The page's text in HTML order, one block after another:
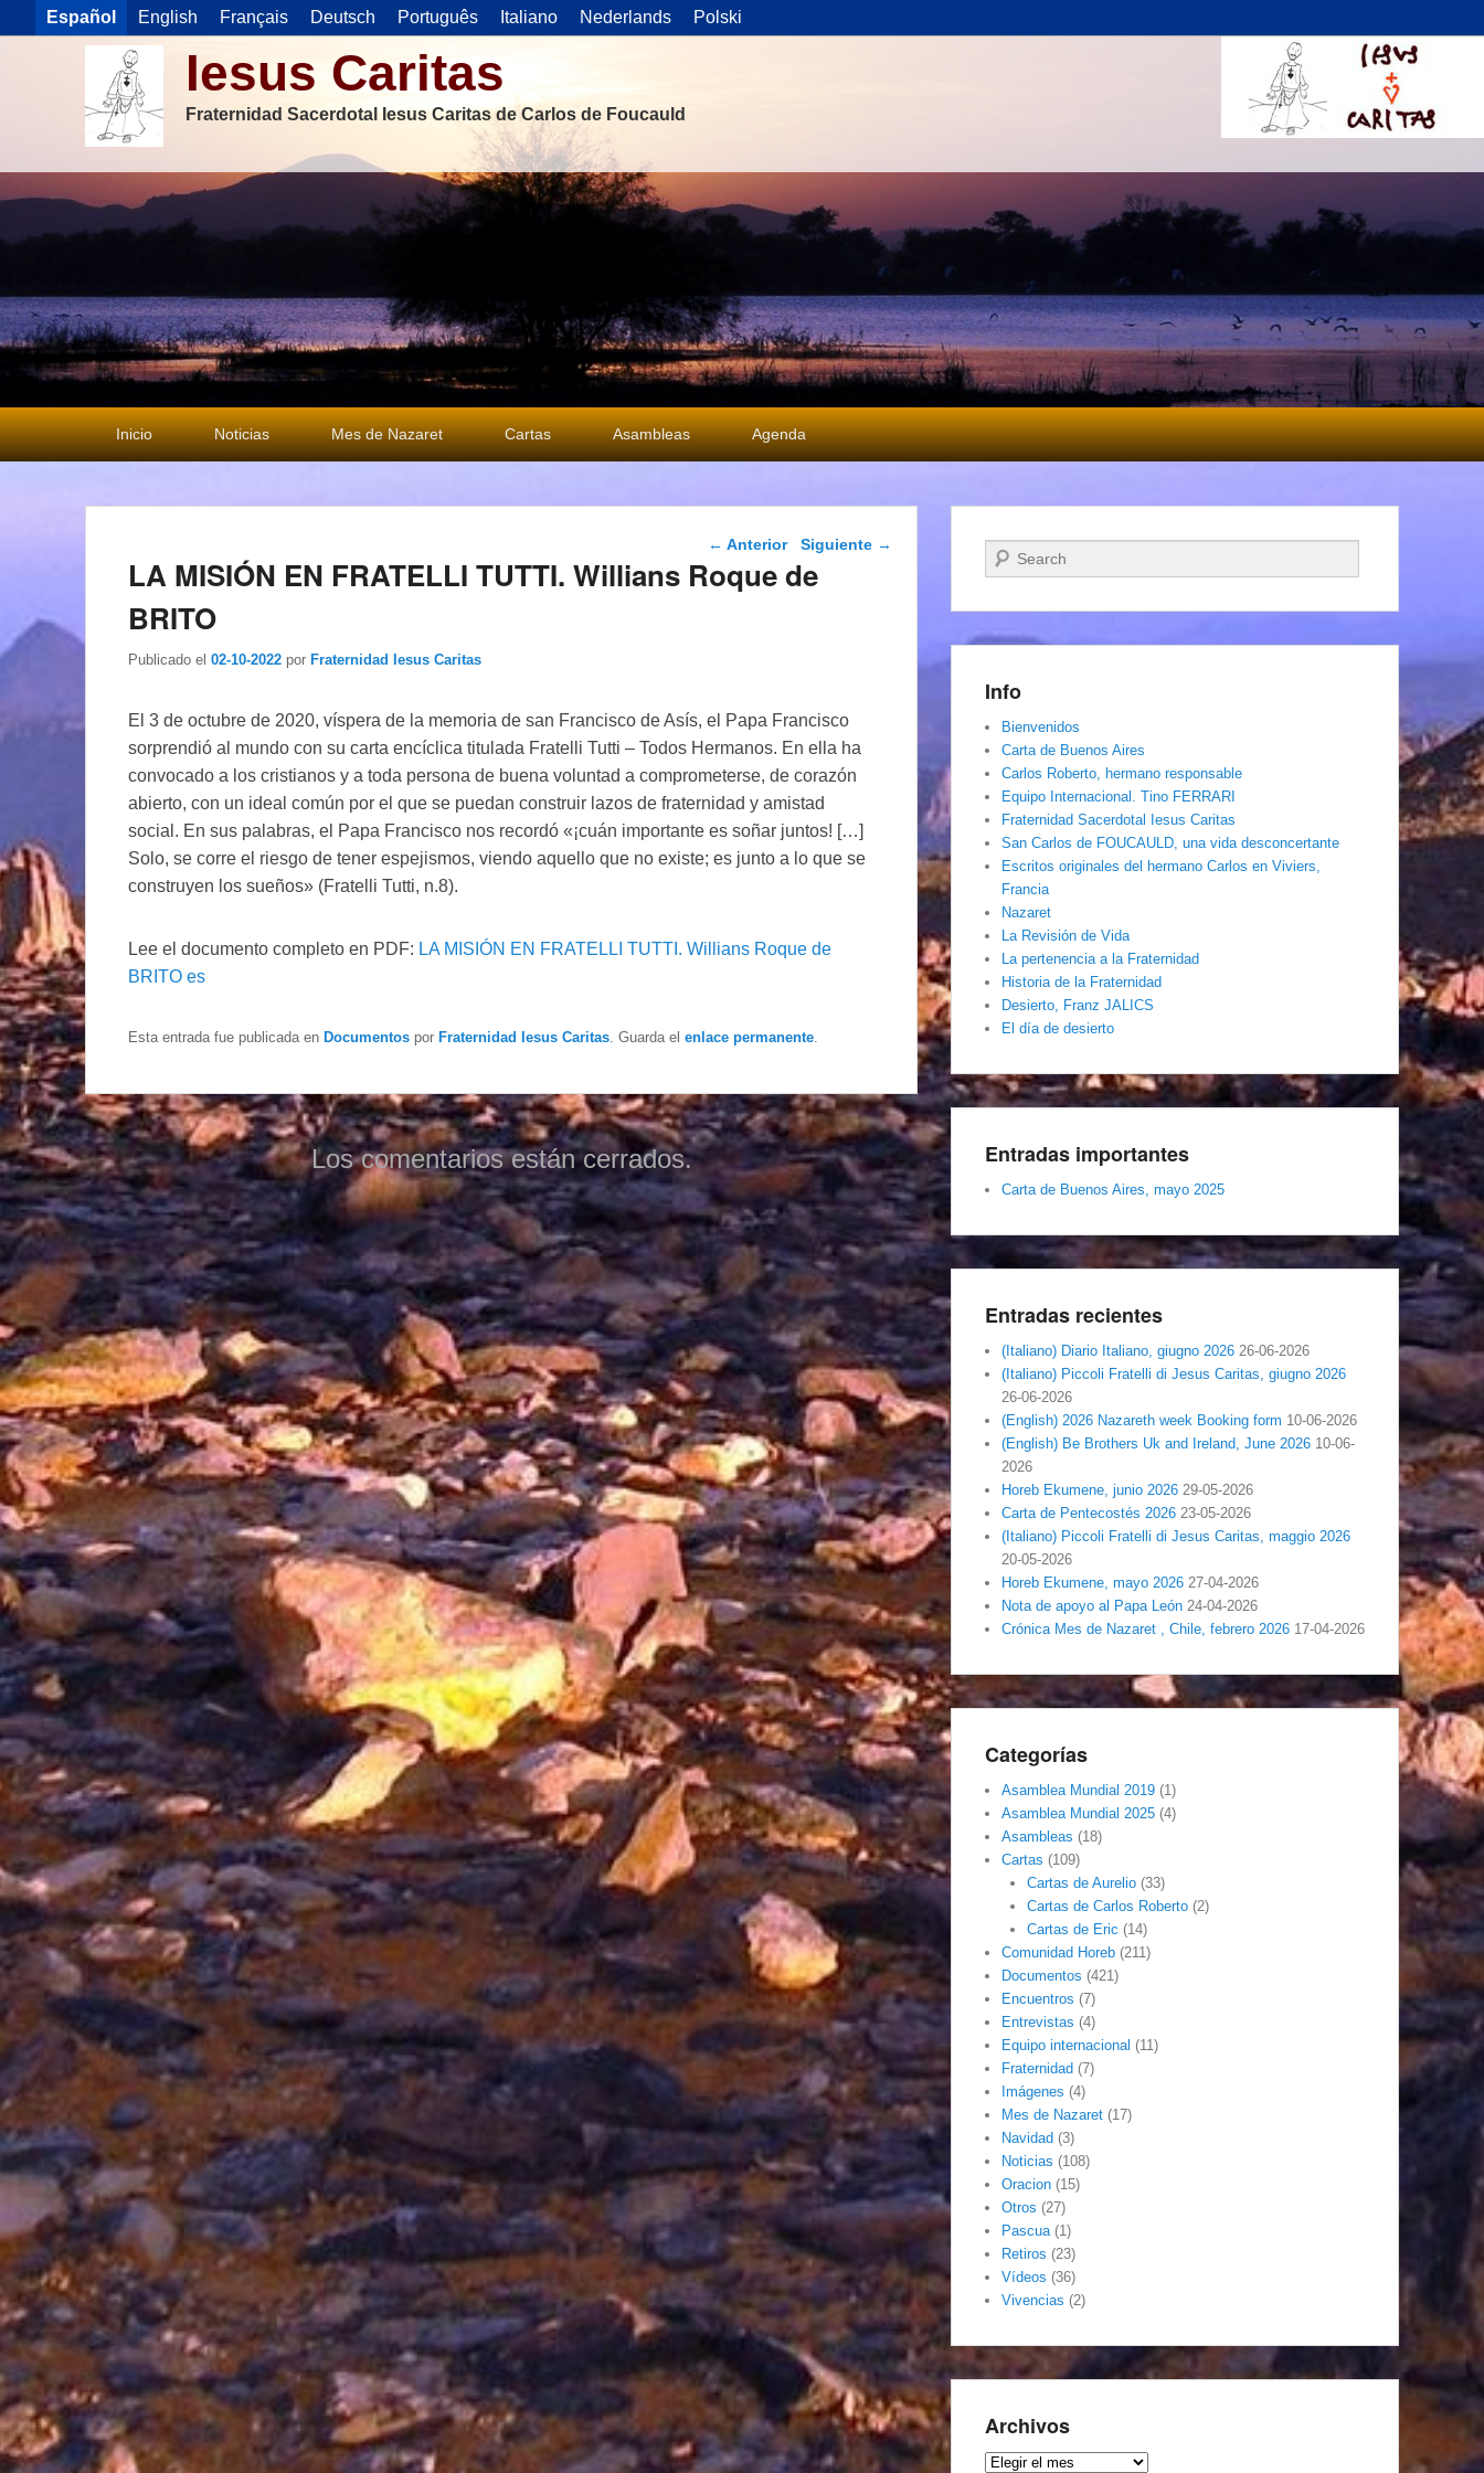
Español English Français Deutsch Português Italiano Nederlands Polski
Iesus Caritas
Fraternidad Sacerdotal Iesus Caritas de Carlos de Foucauld
Menú
principal
Inicio Noticias Mes de Nazaret Cartas Asambleas Agenda
Navegación de
← Anterior Siguiente →
LA MISIÓN EN FRATELLI TUTTI. Willians Roque de
BRITO
Publicado el 02-10-2022 por Fraternidad Iesus Caritas
El 3 de octubre de 2020, víspera de la memoria de san Francisco de Asís, el Papa Francisco
sorprendió al mundo con su carta encíclica titulada Fratelli Tutti – Todos Hermanos. En ella ha
convocado a los cristianos y a toda persona de buena voluntad a comprometerse, de corazón
abierto, con un ideal común por el que se puedan construir lazos de fraternidad y amistad
social. En sus palabras, el Papa Francisco nos recordó «¡cuán importante es soñar juntos! […]
Solo, se corre el riesgo de tener espejismos, viendo aquello que no existe; es junto a lo que se
construyen los sueños» (Fratelli Tutti, n.8).
Lee el documento completo en PDF: LA MISIÓN EN FRATELLI TUTTI. Willians Roque de
BRITO es
Esta entrada fue publicada en Documentos por Fraternidad Iesus Caritas . Guarda el enlace permanente
Los comentarios están cerrados.
Buscar
Info
Bienvenidos
Carta de Buenos Aires
Carlos Roberto, hermano responsable
Equipo Internacional. Tino FERRARI
Fraternidad Sacerdotal Iesus Caritas
San Carlos de FOUCAULD, una vida desconcertante
Escritos originales del hermano Carlos en Viviers,
Francia
Nazaret
La Revisión de Vida
La pertenencia a la Fraternidad
Historia de la Fraternidad
Desierto, Franz JALICS
El día de desierto
Entradas importantes
Carta de Buenos Aires, mayo 2025
Entradas recientes
(Italiano) Diario Italiano, giugno 2026 26-06-2026
(Italiano) Piccoli Fratelli di Jesus Caritas, giugno 2026
26-06-2026
(English) 2026 Nazareth week Booking form 10-06-2026
(English) Be Brothers Uk and Ireland, June 2026 10-06-
2026
Horeb Ekumene, junio 2026 29-05-2026
Carta de Pentecostés 2026 23-05-2026
(Italiano) Piccoli Fratelli di Jesus Caritas, maggio 2026
20-05-2026
Horeb Ekumene, mayo 2026 27-04-2026
Nota de apoyo al Papa León 24-04-2026
Crónica Mes de Nazaret , Chile, febrero 2026 17-04-2026
Categorías
Asamblea Mundial 2019 (1)
Asamblea Mundial 2025 (4)
Asambleas (18)
Cartas (109)
Cartas de Aurelio(33)
Cartas de Carlos Roberto(2)
Cartas de Eric (14)
Comunidad Horeb (211)
Documentos (421)
Encuentros (7)
Entrevistas (4)
Equipo internacional (11)
Fraternidad (7)
Imágenes (4)
Mes de Nazaret (17)
Navidad (3)
Noticias (108)
Oracion (15)
Otros (27)
Pascua(1)
Retiros (23)
Vídeos (36)
Vivencias (2)
Archivos
Archivos